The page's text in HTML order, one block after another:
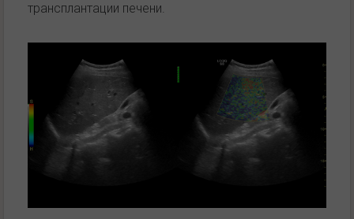
трансплантации печени.